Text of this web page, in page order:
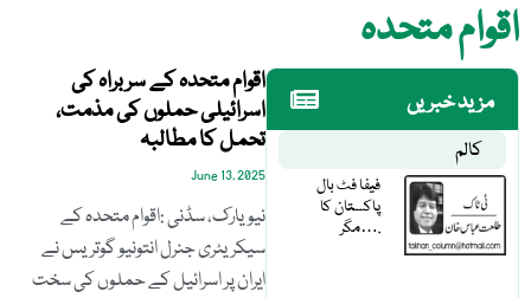
اقوام متحدہ
مزید خبریں
کالم
فیفا فٹ بال
پاکستان کا
مگر….
اقوام متحدہ کے سربراہ کی
اسرائیلی حملوں کی مذمت،
تحمل کا مطالبہ
June 13, 2025
نیویارک، سڈنی :اقوام متحدہ کے
سیکریٹری جنرل انتونیو گوتریس نے
ایران پر اسرائیل کے حملوں کی سخت